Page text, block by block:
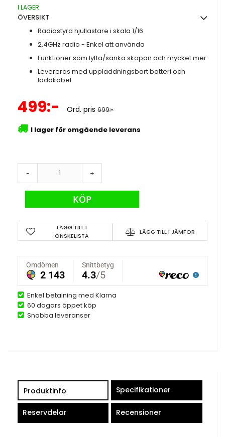
I LAGER
ÖVERSIKT
Radiostyrd hjullastare i skala 1/16
2,4GHz radio - Enkel att använda
Funktioner som lyfta/sänka skopan och mycket mer
Levereras med uppladdningsbart batteri och
laddkabel
Specialpris
499:- Ord. pris 699:-
I lager för omgående leverans
- +
KÖP
LÄGG TILL I
ÖNSKELISTA
LÄGG TILL I JÄMFÖR
Enkel betalning med Klarna
60 dagars öppet köp
Snabba leveranser
Produktinfo Specifikationer
Reservdelar Recensioner